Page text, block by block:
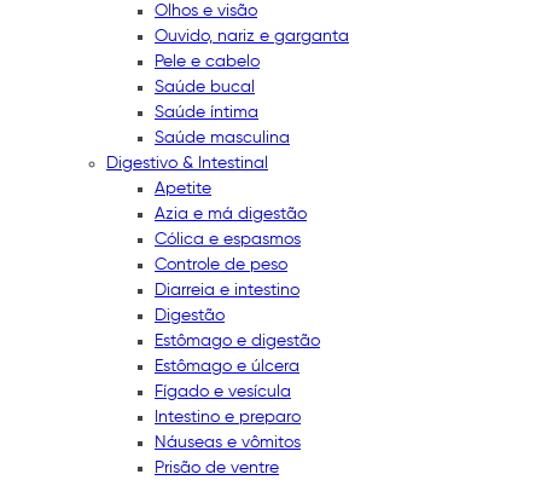
Olhos e visão
Ouvido, nariz e garganta
Pele e cabelo
Saúde bucal
Saúde íntima
Saúde masculina
Digestivo & Intestinal
Apetite
Azia e má digestão
Cólica e espasmos
Controle de peso
Diarreia e intestino
Digestão
Estômago e digestão
Estômago e úlcera
Fígado e vesícula
Intestino e preparo
Náuseas e vômitos
Prisão de ventre